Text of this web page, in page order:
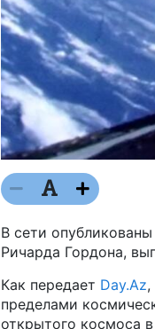
В сети
Ричарда Гордона,
Как передает Day.Az,
пределами
открытого космоса